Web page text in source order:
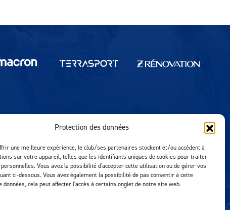
Protection des données
une meilleure expérience, le club/ses partenaires stockent et/ou accèdent à
sur votre appareil, telles que les identifiants uniques de cookies pour traiter
Vous avez la possibilité d'accepter cette utilisation ou de gérer vos
ci-dessous. Vous avez également la possibilité de pas consentir à cette
données, cela peut affecter l'accès à certains onglet de notre site web.